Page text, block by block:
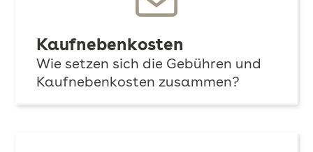
Kaufnebenkosten
Wie setzen sich die Gebühren und
Kaufnebenkosten zusammen?